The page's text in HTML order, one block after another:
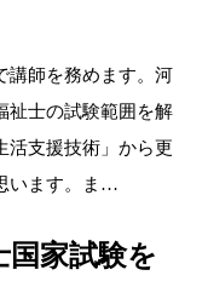
講師を務めます。河
祉士の試験範囲を解
活支援技術」から更
います。ま…
国家試験を